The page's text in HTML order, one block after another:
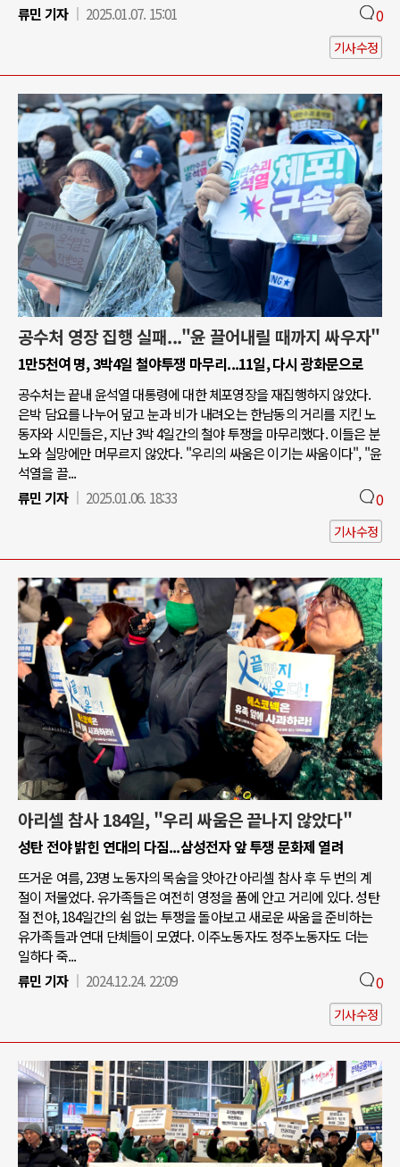
류민 기자
2025.01.07. 15:01 0
기사수정
공수처 영장 집행 실패..."윤 끌어내릴 때까지 싸우자"
1만5천여 명, 3박4일 철야투쟁 마무리...11일, 다시 광화문으로
공수처는 끝내 윤석열 대통령에 대한 체포영장을 재집행하지 않았다.
은박 담요를 나누어 덮고 눈과 비가 내려오는 한남동의 거리를 지킨 노
동자와 시민들은, 지난 3박 4일간의 철야 투쟁을 마무리했다. 이들은 분
노와 실망에만 머무르지 않았다. "우리의 싸움은 이기는 싸움이다", "윤
석열을 끌...
류민 기자
2025.01.06. 18:33 0
기사수정
아리셀 참사 184일, "우리 싸움은 끝나지 않았다"
성탄 전야 밝힌 연대의 다짐...삼성전자 앞 투쟁 문화제 열려
뜨거운 여름, 23명 노동자의 목숨을 앗아간 아리셀 참사 후 두 번의 계
절이 저물었다. 유가족들은 여전히 영정을 품에 안고 거리에 있다. 성탄
절 전야, 184일간의 쉼 없는 투쟁을 돌아보고 새로운 싸움을 준비하는
유가족들과 연대 단체들이 모였다. 이주노동자도 정주노동자도 더는
일하다 죽...
류민 기자
2024.12.24. 22:09 0
기사수정